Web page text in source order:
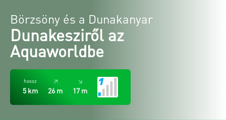
Börzsöny és a Dunakanyar
Dunakesziről az
Aquaworldbe
hossz
5 km
↗
26 m
↘
17 m